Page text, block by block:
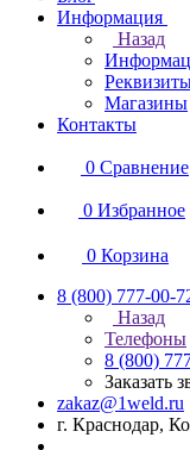
Информация
Назад
Магазины
Контакты
0 Сравнение
0 Избранное
0 Корзина
8 (800) 777-00-
Назад
Телефоны
8 (800)
Заказать
zakaz@1weld.ru
г. Краснодар,